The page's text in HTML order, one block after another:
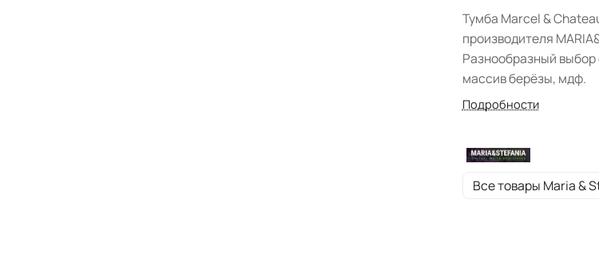
Тумба Marcel &
производителя
Разнообразный
массив берёзы, мдф.
Подробности
Все товары Maria &